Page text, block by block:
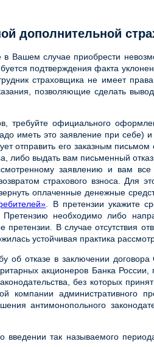
дополнительной
случае приобрести
подтверждения факта
страховщика не имеет
позволяющие сделать
требуйте официального
иметь это заявление при себе)
отправить его заказным
либо выдать вам письменный
заявлению и вам
страхового взноса. Для
оплаченные денежные
. В претензии укажите
Претензию необходимо либо
В случае отсутствия
устойчивая практика
об отказе в заключении договора
акционеров Банка
без которых
компании
антимонопольного
так называемого